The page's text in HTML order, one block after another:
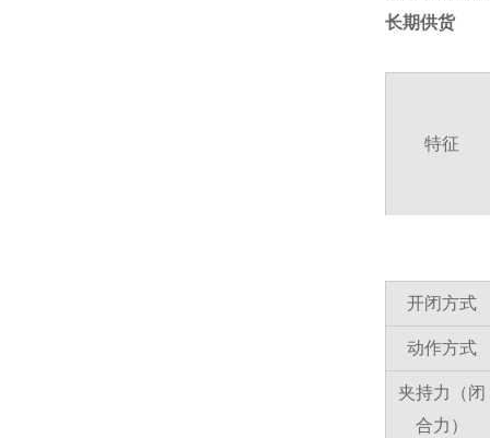
长期供货
特征
开闭方式
动作方式
夹持力（闭
合力）